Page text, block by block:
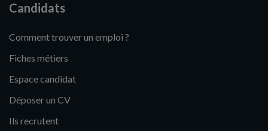
Candidats
Comment trouver un emploi ?
Fiches métiers
Espace candidat
Déposer un CV
Ils recrutent